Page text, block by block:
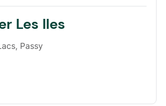
Les Iles
, Passy